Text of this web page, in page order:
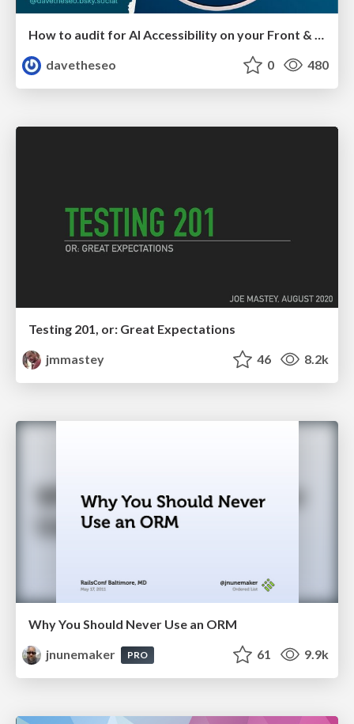
How to audit for AI Accessibility on your Front & Back End
davetheseo
0 480
Testing 201, or: Great Expectations
jmmastey
46 8.2k
Why You Should Never Use an ORM
jnunemaker
PRO 61 9.9k